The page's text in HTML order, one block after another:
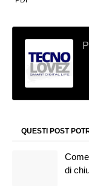
QUESTI POST
di